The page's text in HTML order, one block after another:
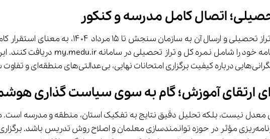
اتصال کامل مدرسه و کنکور
تکمیل فرآیند محاسبه نمرات امتحانات نهایی
ارتقای آموزش؛ گام به سوی سیاست گذاری